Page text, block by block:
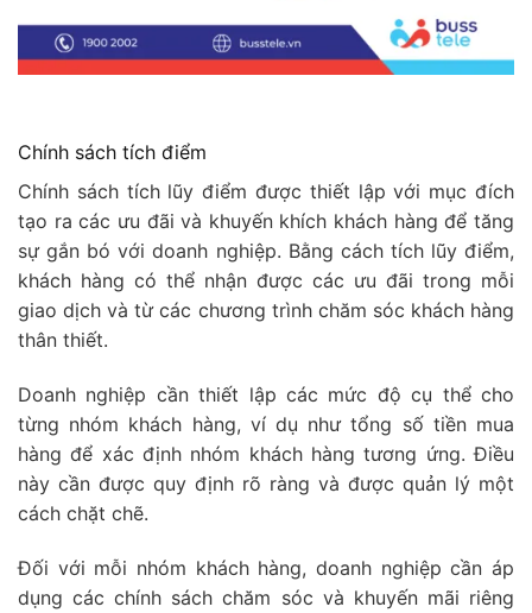
Chính sách tích điểm
Chính sách tích lũy điểm được thiết lập với mục đích
tạo ra các ưu đãi và khuyến khích khách hàng để tăng
sự gắn bó với doanh nghiệp. Bằng cách tích lũy điểm,
khách hàng có thể nhận được các ưu đãi trong mỗi
giao dịch và từ các chương trình chăm sóc khách hàng
thân thiết.
Doanh nghiệp cần thiết lập các mức độ cụ thể cho
từng nhóm khách hàng, ví dụ như tổng số tiền mua
hàng để xác định nhóm khách hàng tương ứng. Điều
này cần được quy định rõ ràng và được quản lý một
cách chặt chẽ.
Đối với mỗi nhóm khách hàng, doanh nghiệp cần áp
dụng các chính sách chăm sóc và khuyến mãi riêng